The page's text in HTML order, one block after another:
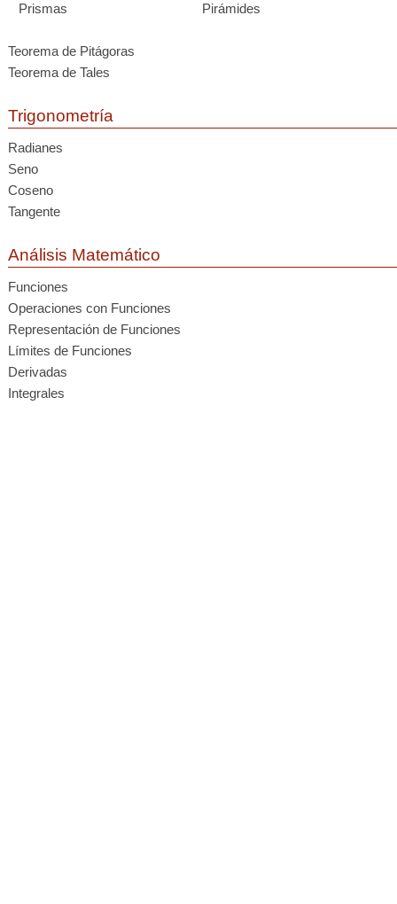
Prismas
Pirámides
Teorema de Pitágoras
Teorema de Tales
Trigonometría
Radianes
Seno
Coseno
Tangente
Análisis Matemático
Funciones
Operaciones con Funciones
Representación de Funciones
Límites de Funciones
Derivadas
Integrales